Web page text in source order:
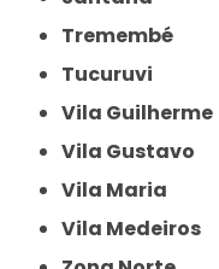
Tremembé
Tucuruvi
Vila Guilherme
Vila Gustavo
Vila Maria
Vila Medeiros